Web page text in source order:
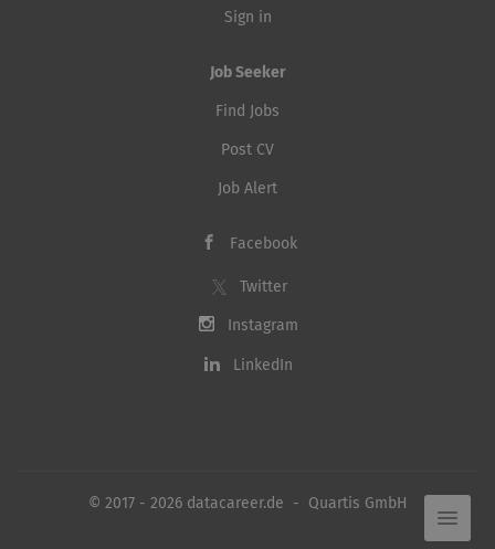
Sign in
Job Seeker
Find Jobs
Post CV
Job Alert
Facebook
Twitter
Instagram
LinkedIn
© 2017 - 2026 datacareer.de - Quartis GmbH